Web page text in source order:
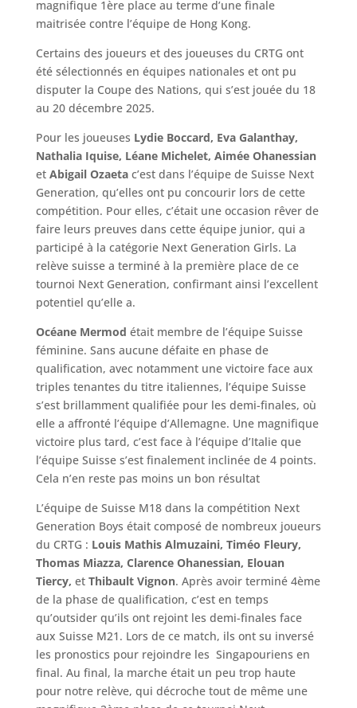
magnifique 1ère place au terme d’une finale
maitrisée contre l’équipe de Hong Kong.
Certains des joueurs et des joueuses du CRTG ont
été sélectionnés en équipes nationales et ont pu
disputer la Coupe des Nations, qui s’est jouée du 18
au 20 décembre 2025.
Pour les joueuses Lydie Boccard, Eva Galanthay,
Nathalia Iquise, Léane Michelet, Aimée Ohanessian
et Abigail Ozaetac’est dans l’équipe de Suisse Next
Generation, qu’elles ont pu concourir lors de cette
compétition. Pour elles, c’était une occasion rêver de
faire leurs preuves dans cette équipe junior, qui a
participé à la catégorie Next Generation Girls. La
relève suisse a terminé à la première place de ce
tournoi Next Generation, confirmant ainsi l’excellent
potentiel qu’elle a.
Océane Mermod était membre de l’équipe Suisse
féminine. Sans aucune défaite en phase de
qualification, avec notamment une victoire face aux
triples tenantes du titre italiennes, l’équipe Suisse
s’est brillamment qualifiée pour les demi-finales, où
elle a affronté l’équipe d’Allemagne. Une magnifique
victoire plus tard, c’est face à l’équipe d’Italie que
l’équipe Suisse s’est finalement inclinée de 4 points.
Cela n’en reste pas moins un bon résultat
L’équipe de Suisse M18 dans la compétition Next
Generation Boys était composé de nombreux joueurs
du CRTG : Louis Mathis Almuzaini, Timéo Fleury,
Thomas Miazza, Clarence Ohanessian, Elouan
Tiercy, et Thibault Vignon. Après avoir terminé 4ème
de la phase de qualification, c’est en temps
qu’outsider qu’ils ont rejoint les demi-finales face
aux Suisse M21. Lors de ce match, ils ont su inversé
les pronostics pour rejoindre les Singapouriens en
final. Au final, la marche était un peu trop haute
pour notre relève, qui décroche tout de même une